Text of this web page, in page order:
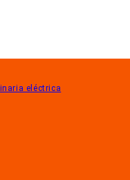
eléctrica